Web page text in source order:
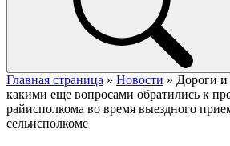
Главная страница » Новости » Дороги и
какими еще вопросами обратились к
райисполкома во время выездного
сельисполкоме